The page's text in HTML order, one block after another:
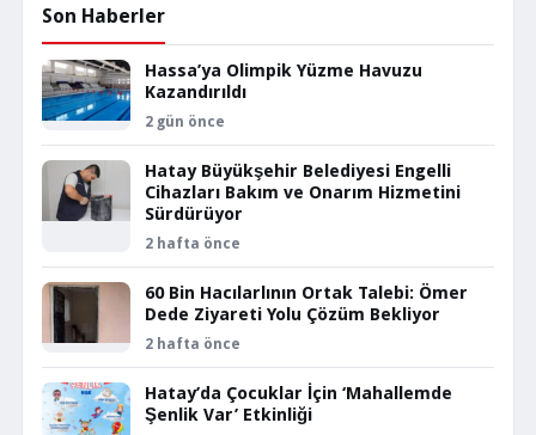
Son Haberler
Hassa’ya Olimpik Yüzme Havuzu
Kazandırıldı
2 gün önce
Hatay Büyükşehir Belediyesi Engelli
Cihazları Bakım ve Onarım Hizmetini
Sürdürüyor
2 hafta önce
60 Bin Hacılarlının Ortak Talebi: Ömer
Dede Ziyareti Yolu Çözüm Bekliyor
2 hafta önce
Hatay’da Çocuklar İçin ‘Mahallemde
Şenlik Var’ Etkinliği